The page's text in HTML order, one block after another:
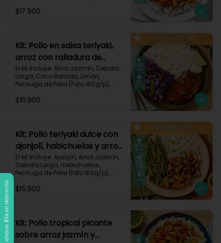
Pechuga (foto 160g/p), Tomates
Protaínas 40g
$17.900
Kit: Pollo en salsa teriyaki,
arroz con ralladura de
coco y repollo salteado-
143
El kit incluye: Arroz Jazmín, Cebolla
Larga, Coco Rallado, Limón,
Pechuga de Pollo (Foto 160g/p),
Receta Impresa
$16.900
Kit: Pollo teriyaki dulce con
ajonjolí, habichuelas y arroz
jazmín-149
El kit incluye: Ajonjolí, Arroz Jazmín,
Cebolla Larga, Habichuelas,
Pechuga de Pollo (foto 160g/p),
Paprika, Receta Impresa.
$16.900
Kit: Pollo tropical picante
sobre arroz jazmín y